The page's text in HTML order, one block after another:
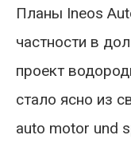
Планы Ineos
частности в
проект
стало ясно из
auto motor und